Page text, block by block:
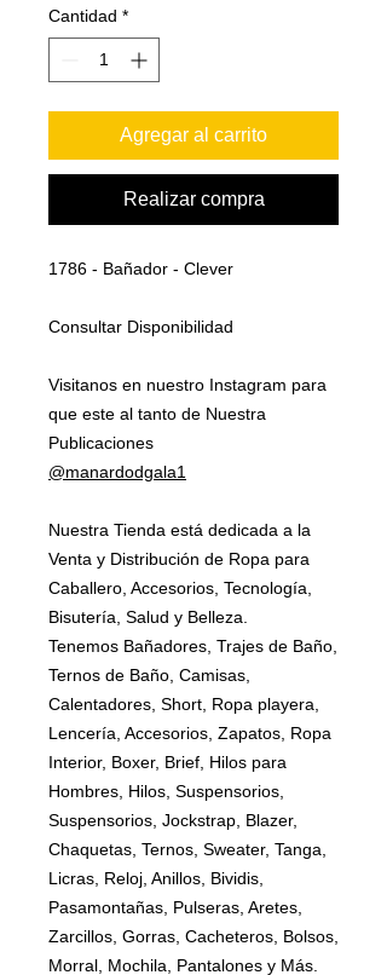
Cantidad *
Agregar al carrito
Realizar compra
1786 - Bañador - Clever
Consultar Disponibilidad
Visitanos en nuestro Instagram para
que este al tanto de Nuestra
Publicaciones
@manardodgala1
Nuestra Tienda está dedicada a la
Venta y Distribución de Ropa para
Caballero, Accesorios, Tecnología,
Bisutería, Salud y Belleza.
Tenemos Bañadores, Trajes de Baño,
Ternos de Baño, Camisas,
Calentadores, Short, Ropa playera,
Lencería, Accesorios, Zapatos, Ropa
Interior, Boxer, Brief, Hilos para
Hombres, Hilos, Suspensorios,
Suspensorios, Jockstrap, Blazer,
Chaquetas, Ternos, Sweater, Tanga,
Licras, Reloj, Anillos, Bividis,
Pasamontañas, Pulseras, Aretes,
Zarcillos, Gorras, Cacheteros, Bolsos,
Morral, Mochila, Pantalones y Más.